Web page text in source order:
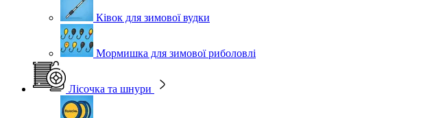
Ківок для зимової вудки
Мормишка для зимової риболовлі
Лісочка та шнури